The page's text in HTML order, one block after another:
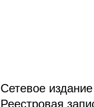
Сетевое
Реестровая